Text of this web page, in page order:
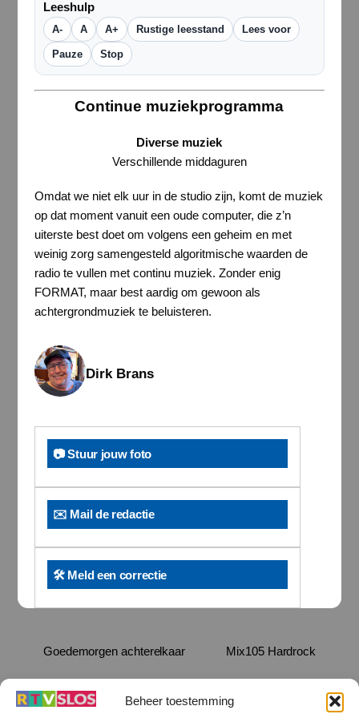
Beheer toestemming
Leeshulp
A- A A+ Rustige leesstand Lees voor
Pauze Stop
Continue muziekprogramma
Diverse muziek
Verschillende middaguren
Omdat we niet elk uur in de studio zijn, komt de muziek
op dat moment vanuit een oude computer, die z’n
uiterste best doet om volgens een geheim en met
weinig zorg samengesteld algoritmische waarden de
radio te vullen met continu muziek. Zonder enig
FORMAT, maar best aardig om gewoon als
achtergrondmuziek te beluisteren.
Dirk Brans
📷 Stuur jouw foto
✉️ Mail de redactie
🛠️ Meld een correctie
Goedemorgen achterelkaar Mix105 Hardrock